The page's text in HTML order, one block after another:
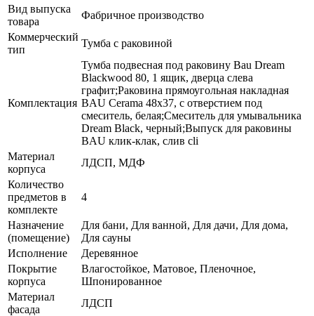
Вид выпуска
товара
Фабричное производство
Коммерческий
тип
Тумба с раковиной
Комплектация
Тумба подвесная под раковину Bau Dream
Blackwood 80, 1 ящик, дверца слева
графит;Раковина прямоугольная накладная
BAU Cerama 48х37, с отверстием под
смеситель, белая;Смеситель для умывальника
Dream Black, черный;Выпуск для раковины
BAU клик-клак, слив cli
Материал
корпуса
ЛДСП, МДФ
Количество
предметов в
комплекте
4
Назначение
(помещение)
Для бани, Для ванной, Для дачи, Для дома,
Для сауны
Исполнение
Деревянное
Покрытие
корпуса
Влагостойкое, Матовое, Пленочное,
Шпонированное
Материал
фасада
ЛДСП